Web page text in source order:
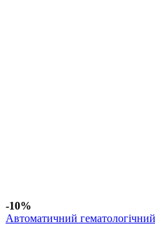
-10%
Автоматичний